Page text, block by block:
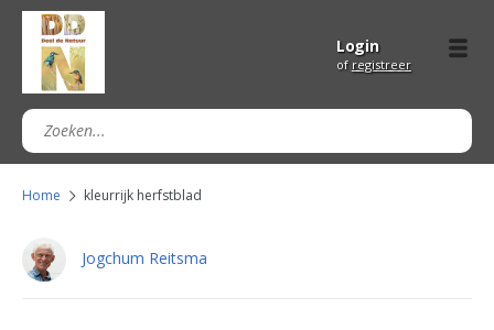
Login
of registreer
Home kleurrijk herfstblad
Jogchum Reitsma